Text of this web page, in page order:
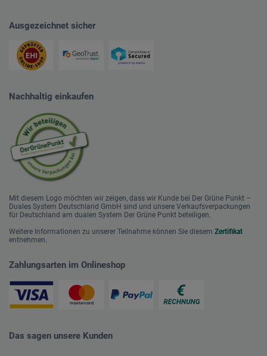
Ausgezeichnet sicher
Nachhaltig einkaufen
Mit diesem Logo möchten wir zeigen, dass wir Kunde bei Der Grüne Punkt –
Duales System Deutschland GmbH sind und unsere Verkaufsverpackungen
für Deutschland am dualen System Der Grüne Punkt beteiligen.
Weitere Informationen zu unserer Teilnahme können Sie diesem Zertifikat
entnehmen.
Zahlungsarten im Onlineshop
Das sagen unsere Kunden